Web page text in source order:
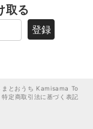
取る
登録
まとおうち Kamisama To
特定商取引法に基づく表記